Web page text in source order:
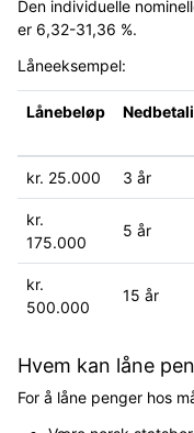
Den individuelle
er 6,32-31,36 %.
Låneeksempel:
Lånebeløp
kr. 25.000 3 år
kr.
175.000
5 år
kr.
500.000
15 år
Hvem kan låne
For å låne penger hos